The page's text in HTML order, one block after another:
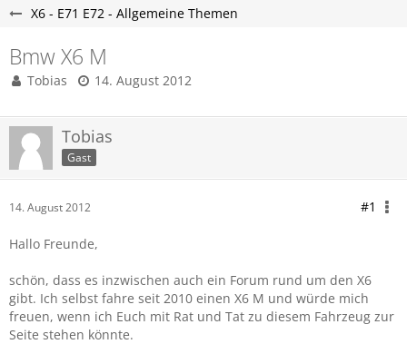
X6 - E71 E72 - Allgemeine Themen
Bmw X6 M
Tobias 14. August 2012
Tobias
Gast
14. August 2012 #1
Hallo Freunde,
schön, dass es inzwischen auch ein Forum rund um den X6
gibt. Ich selbst fahre seit 2010 einen X6 M und würde mich
freuen, wenn ich Euch mit Rat und Tat zu diesem Fahrzeug zur
Seite stehen könnte.